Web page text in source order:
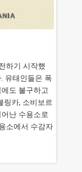
하기 시작했
유태인들은 폭
도 불구하고
링카, 소비보르
난 수용소로
소에서 수감자